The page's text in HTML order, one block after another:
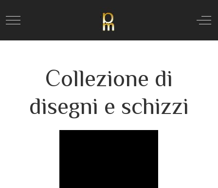
Mobile Menu Toggle Off-
Collezione di
disegni e schizzi